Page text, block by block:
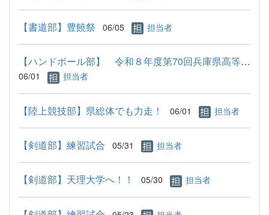
【書道部】豊饒祭 06/05 担当者
【ハンドボール部】 令和８年度第70回兵庫県高等学校総合体育大...
06/01 担当者
【陸上競技部】県総体でも力走！ 06/01 担当者
【剣道部】練習試合 05/31 担当者
【剣道部】天理大学へ！！ 05/30 担当者